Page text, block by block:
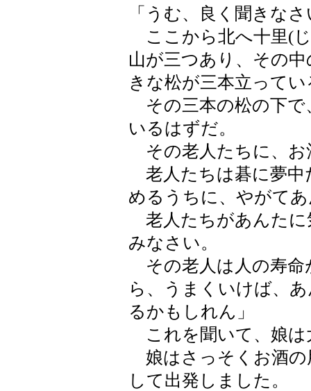
「うむ、良く聞きな
ここから北へ十里(
山が三つあり、その
きな松が三本立ってい
その三本の松の下で
いるはずだ。
その老人たちに、お
老人たちは碁に夢中
めるうちに、やがて
老人たちがあんたに
みなさい。
その老人は人の寿命
ら、うまくいけば、
るかもしれん」
これを聞いて、娘は
娘はさっそくお酒の
して出発しました。